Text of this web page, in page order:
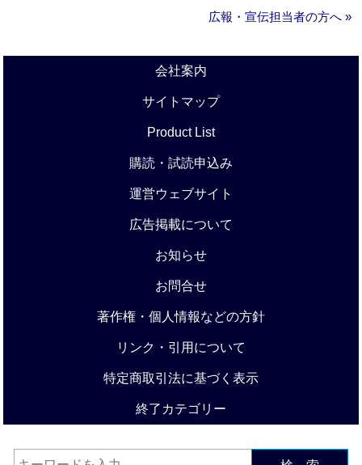
広報・宣伝担当者の方へ »
会社案内
サイトマップ
Product List
購読・試読申込み
運営ウェブサイト
広告掲載について
お知らせ
お問合せ
著作権・個人情報などの方針
リンク・引用について
特定商取引法に基づく表示
終了カテゴリー